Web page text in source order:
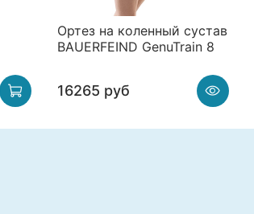
Ортез на коленный сустав
BAUERFEIND GenuTrain 8
16265 руб